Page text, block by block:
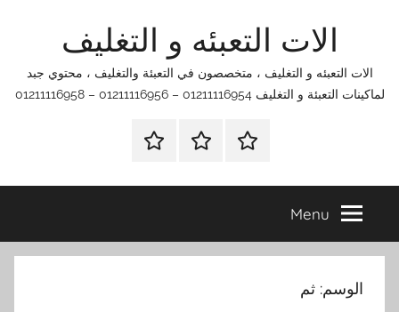
الات التعبئه و التغليف
الات التعبئه و التغليف ، متخصصون في التعبئة والتغليف ، محتوي جبد
لماكينات التعبئة و التغليف 01211116954 – 01211116956 – 01211116958
الرئيسيةاتصل
اتـصـل
في
التي
Menu
الوسم: ثم